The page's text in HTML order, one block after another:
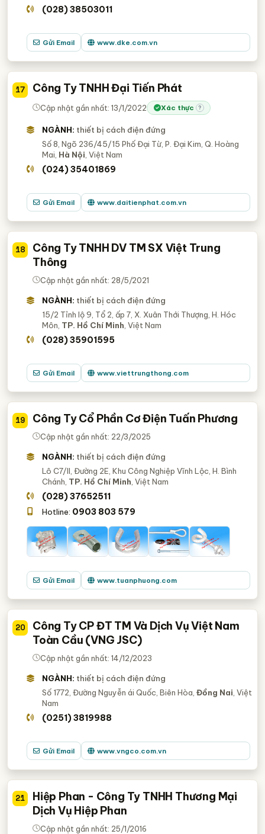
(028) 38503011
Gửi Email www.dke.com.vn
17 Công Ty TNHH Đại Tiến Phát
Cập nhật gần nhất: 13/1/2022 Xác thực ?
NGÀNH: thiết bị cách điện đứng
Số 8, Ngõ 236/45/15 Phố Đại Từ, P. Đại Kim, Q. Hoàng
Mai, Hà Nội , Việt Nam
(024) 35401869
Gửi Email www.daitienphat.com.vn
18
Công Ty TNHH DV TM SX Việt Trung
Thông
Cập nhật gần nhất: 28/5/2021
NGÀNH: thiết bị cách điện đứng
15/2 Tỉnh lộ 9, Tổ 2, ấp 7, X. Xuân Thới Thượng, H. Hóc
Môn, TP. Hồ Chí Minh , Việt Nam
(028) 35901595
Gửi Email www.viettrungthong.com
19 Công Ty Cổ Phần Cơ Điện Tuấn Phương
Cập nhật gần nhất: 22/3/2025
NGÀNH: thiết bị cách điện đứng
Lô C7/II, Đường 2E, Khu Công Nghiệp Vĩnh Lộc, H. Bình
Chánh, TP. Hồ Chí Minh , Việt Nam
(028) 37652511
Hotline: 0903 803 579
Gửi Email www.tuanphuong.com
20
Công Ty CP ĐT TM Và Dịch Vụ Việt Nam
Toàn Cầu (VNG JSC)
Cập nhật gần nhất: 14/12/2023
NGÀNH: thiết bị cách điện đứng
Số 1772, Đường Nguyễn ái Quốc, Biên Hòa,Đồng Nai , Việt
Nam
(0251) 3819988
Gửi Email www.vngco.com.vn
21
Hiệp Phan - Công Ty TNHH Thương Mại
Dịch Vụ Hiệp Phan
Cập nhật gần nhất: 25/1/2016